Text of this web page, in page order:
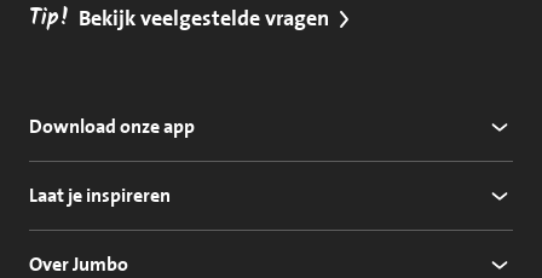
Tip! Bekijk veelgestelde vragen
Download onze app
Laat je inspireren
Over Jumbo